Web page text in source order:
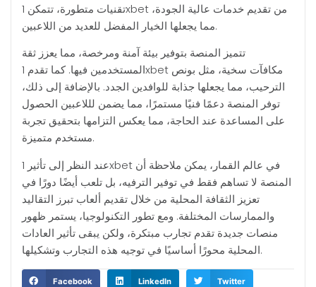
تقنيات متطورة، تتمكن 1xbet من تقديم خدمات عالية الجودة،
مما يجعلها الخيار المفضل للعديد من اللاعبين.
تتميز المنصة بتوفير بيئة آمنة ومرخصة، مما يعزز ثقة
المستخدمين فيها. كما تقدم 1xbet مكافآت سخية، مثل بونص
الترحيب، مما يجعلها جذابة للوافدين الجدد. بالإضافة إلى ذلك،
توفر المنصة دعمًا فنيًا مستمرًا، مما يضمن لللاعبين الحصول
على المساعدة عند الحاجة، مما يعكس التزامها بتحقيق تجربة
مستخدم متميزة.
عند النظر إلى تأثير 1xbet في عالم القمار، يمكن ملاحظة أن
المنصة لا تساهم فقط في توفير الترفيه، بل تلعب أيضًا دورًا في
تعزيز الثقافة المحلية من خلال تقديم ألعاب تبرز التقاليد
والممارسات المختلفة. ومع تطور التكنولوجيا، يستمر ظهور
منصات جديدة تقدم تجارب مبتكرة، ولكن يبقى تأثير العادات
المحلية محورًا أساسيًا في توجيه هذه التجارب وتشكيلها.
Facebook LinkedIn Twitter